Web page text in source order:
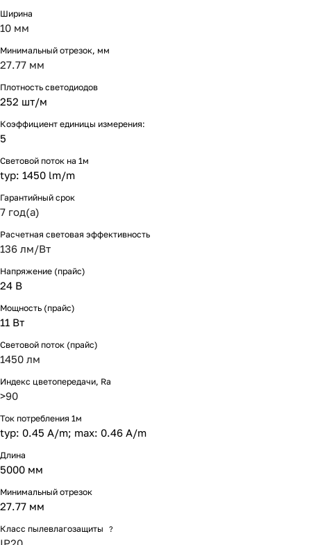
Ширина
10 мм
Минимальный отрезок, мм
27.77 мм
Плотность светодиодов
252 шт/м
Коэффициент единицы измерения:
5
Световой поток на 1м
typ: 1450 lm/m
Гарантийный срок
7 год(а)
Расчетная световая эффективность
136 лм/Вт
Напряжение (прайс)
24 В
Мощность (прайс)
11 Вт
Световой поток (прайс)
1450 лм
Индекс цветопередачи, Ra
>90
Ток потребления 1м
typ: 0.45 A/m; max: 0.46 A/m
Длина
5000 мм
Минимальный отрезок
27.77 мм
Класс пылевлагозащиты ?